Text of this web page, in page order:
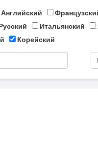
Английский
Итальянский
Корейский